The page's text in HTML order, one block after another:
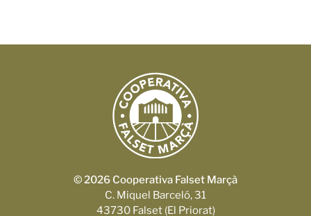
© 2026 Cooperativa Falset Marçà
C. Miquel Barceló, 31
43730 Falset (El Priorat)